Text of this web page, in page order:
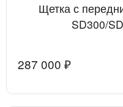
Щетка с
SD300/
287 000 ₽